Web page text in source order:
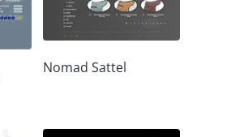
Nomad Sattel